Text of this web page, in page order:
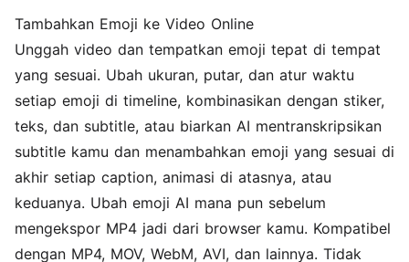
Tambahkan Emoji ke Video Online
Unggah video dan tempatkan emoji tepat di tempat
yang sesuai. Ubah ukuran, putar, dan atur waktu
setiap emoji di timeline, kombinasikan dengan stiker,
teks, dan subtitle, atau biarkan AI mentranskripsikan
subtitle kamu dan menambahkan emoji yang sesuai di
akhir setiap caption, animasi di atasnya, atau
keduanya. Ubah emoji AI mana pun sebelum
mengekspor MP4 jadi dari browser kamu. Kompatibel
dengan MP4, MOV, WebM, AVI, dan lainnya. Tidak